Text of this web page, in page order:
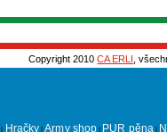
Copyright 2010CA ERLI ,
Hračky |Army shop PUR pěna|